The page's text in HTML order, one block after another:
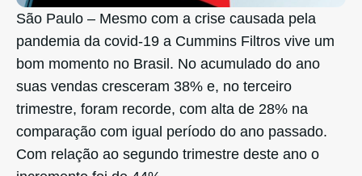
São Paulo – Mesmo com a crise causada pela
pandemia da covid-19 a Cummins Filtros vive um
bom momento no Brasil. No acumulado do ano
suas vendas cresceram 38% e, no terceiro
trimestre, foram recorde, com alta de 28% na
comparação com igual período do ano passado.
Com relação ao segundo trimestre deste ano o